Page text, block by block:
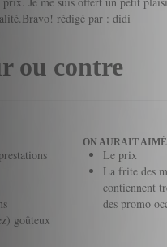
rédigé par : didi
ou contre
goûteux
ON AURAIT AIMÉ
Le prix
La frite des
contiennent
des promo